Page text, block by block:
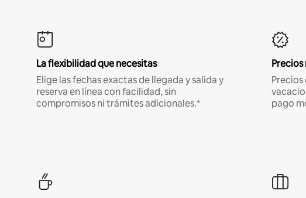
La flexibilidad que necesitas
Elige las fechas exactas de llegada y salida y
reserva en línea con facilidad, sin
compromisos ni trámites adicionales.*
Precios
pago